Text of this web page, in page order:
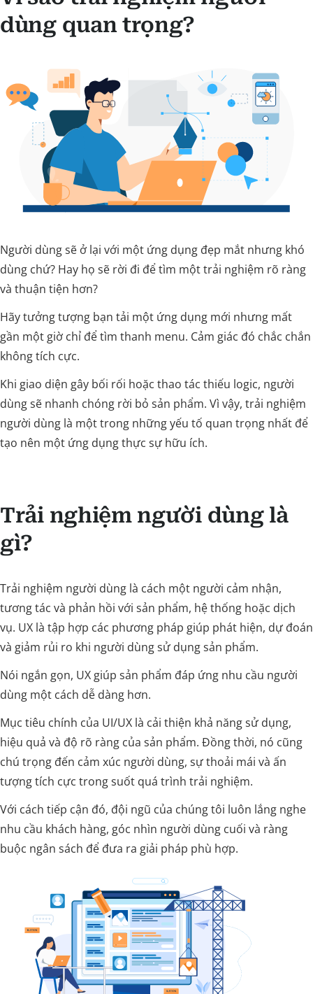
dùng quan trọng?
Người dùng sẽ ở lại với một ứng dụng đẹp mắt nhưng khó
dùng chứ? Hay họ sẽ rời đi để tìm một trải nghiệm rõ ràng
và thuận tiện hơn?
Hãy tưởng tượng bạn tải một ứng dụng mới nhưng mất
gần một giờ chỉ để tìm thanh menu. Cảm giác đó chắc chắn
không tích cực.
Khi giao diện gây bối rối hoặc thao tác thiếu logic, người
dùng sẽ nhanh chóng rời bỏ sản phẩm. Vì vậy, trải nghiệm
người dùng là một trong những yếu tố quan trọng nhất để
tạo nên một ứng dụng thực sự hữu ích.
Trải nghiệm người dùng là
gì?
Trải nghiệm người dùng là cách một người cảm nhận,
tương tác và phản hồi với sản phẩm, hệ thống hoặc dịch
vụ. UX là tập hợp các phương pháp giúp phát hiện, dự đoán
và giảm rủi ro khi người dùng sử dụng sản phẩm.
Nói ngắn gọn, UX giúp sản phẩm đáp ứng nhu cầu người
dùng một cách dễ dàng hơn.
Mục tiêu chính của UI/UX là cải thiện khả năng sử dụng,
hiệu quả và độ rõ ràng của sản phẩm. Đồng thời, nó cũng
chú trọng đến cảm xúc người dùng, sự thoải mái và ấn
tượng tích cực trong suốt quá trình trải nghiệm.
Với cách tiếp cận đó, đội ngũ của chúng tôi luôn lắng nghe
nhu cầu khách hàng, góc nhìn người dùng cuối và ràng
buộc ngân sách để đưa ra giải pháp phù hợp.